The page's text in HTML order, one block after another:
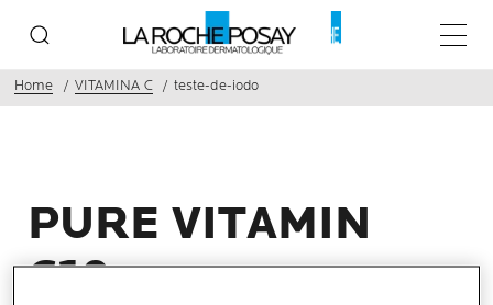
Menu
Home VITAMINA C teste-de-iodo
PURE VITAMIN
C10